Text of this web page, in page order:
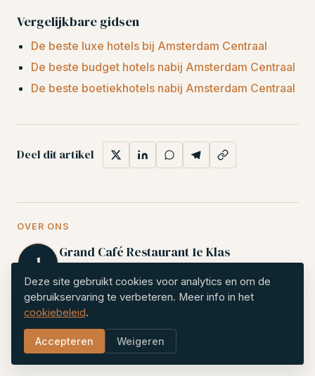
Vergelijkbare gidsen
De beste luxe hotels bij Amsterdam Centraal
De beste budget hotels nabij Amsterdam Centraal
De beste boetiekhotels nabij Amsterdam Centraal
Deel dit artikel
OVER ONS
Grand Café Restaurant 1e Klas
Het voormalige Grand Café Restaurant 1e Klas
leeft voort als onafhankelijke gids voor
Amsterdam Centraal en omgeving. Hotels,
Deze site gebruikt cookies voor analytics en om de
gebruikservaring te verbeteren. Meer info in het
cookiebeleid.
Accepteren Weigeren